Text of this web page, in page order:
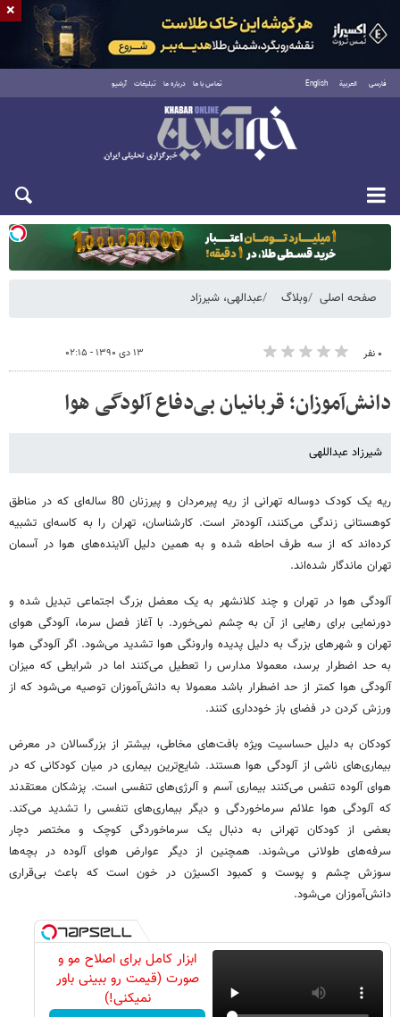
فارسی العربية English تماس با ما درباره ما تبلیغات آرشیو
دوشنبه ۱۹ مرداد ۱۴۰۵
صفحه اصلی وبلاگ عبدالهی، شیرزاد
۰ نفر ۱۳ دی ۱۳۹۰ - ۰۲:۱۵
دانش‌آموزان؛ قربانیان بی‌دفاع آلودگی هوا
شیرزاد عبداللهی
ریه یک کودک دوساله تهرانی از ریه پیرمردان و پیرزنان 80 ساله‌ای که در مناطق
کوهستانی زندگی می‌کنند، آلوده‌تر است. کارشناسان، تهران را به کاسه‌ای تشبیه
کرده‌اند که از سه طرف احاطه شده و به همین دلیل آلاینده‌های هوا در آسمان
تهران ماندگار شده‌اند.
آلودگی هوا در تهران و چند کلانشهر به یک معضل بزرگ اجتماعی تبدیل شده و
دورنمایی برای رهایی از آن به چشم نمی‌خورد. با آغاز فصل سرما، آلودگی هوای
تهران و شهرهای بزرگ به دلیل پدیده وارونگی هوا تشدید می‌شود. اگر آلودگی هوا
به حد اضطرار برسد، معمولا مدارس را تعطیل می‌کنند اما در شرایطی که میزان
آلودگی هوا کمتر از حد اضطرار باشد معمولا به دانش‌آموزان توصیه می‌شود که از
ورزش کردن در فضای باز خودداری کنند.
کودکان به دلیل حساسیت ویژه‌ بافت‌های مخاطی، بیشتر از بزرگسالان در معرض
بیماری‌های ناشی از آلودگی هوا هستند. شایع‌ترین بیماری در میان کودکانی که در
هوای آلوده تنفس می‌کنند بیماری آسم و آلرژی‌های تنفسی است. پزشکان معتقدند
که آلودگی هوا علائم سرماخوردگی و دیگر بیماری‌های تنفسی را تشدید می‌کند.
بعضی از کودکان تهرانی به دنبال یک سرماخوردگی کوچک و مختصر دچار
سرفه‌های طولانی می‌‌شوند. همچنین از دیگر عوارض هوای آلوده در بچه‌ها
سوزش چشم و پوست و کمبود اکسیژن در خون است که باعث بی‌قراری
دانش‌آموزان می‌شود.
ابزار کامل برای اصلاح مو و
صورت (قیمت رو ببینی باور
نمیکنی!)
×